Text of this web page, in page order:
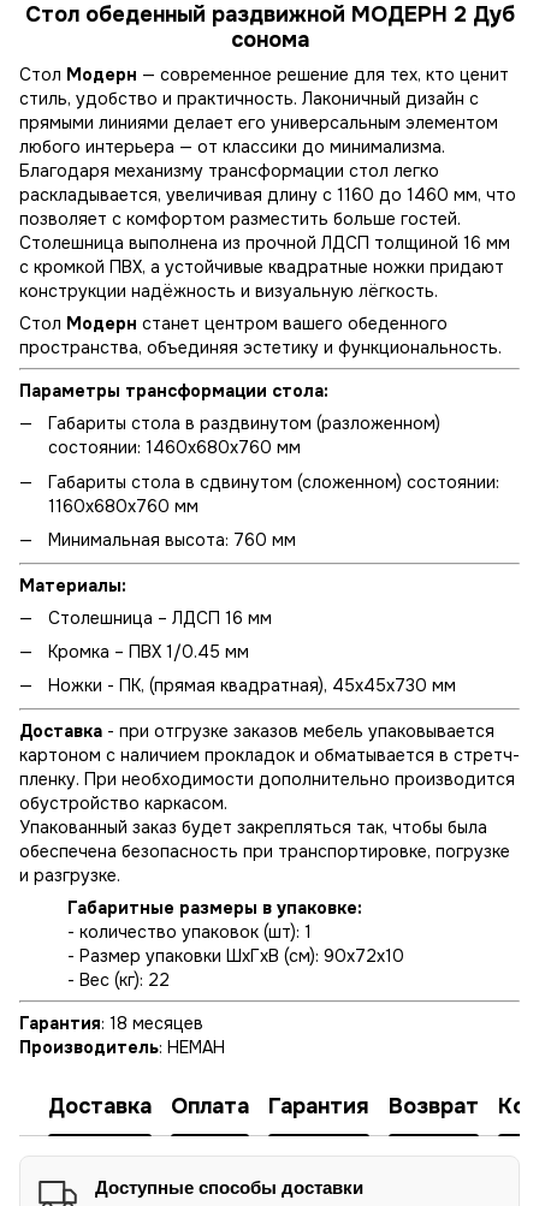
Стол обеденный раздвижной МОДЕРН 2 Дуб
сонома
Стол Модерн — современное решение для тех, кто ценит
стиль, удобство и практичность. Лаконичный дизайн с
прямыми линиями делает его универсальным элементом
любого интерьера — от классики до минимализма.
Благодаря механизму трансформации стол легко
раскладывается, увеличивая длину с 1160 до 1460 мм, что
позволяет с комфортом разместить больше гостей.
Столешница выполнена из прочной ЛДСП толщиной 16 мм
с кромкой ПВХ, а устойчивые квадратные ножки придают
конструкции надёжность и визуальную лёгкость.
Стол Модерн станет центром вашего обеденного
пространства, объединяя эстетику и функциональность.
Параметры трансформации стола:
Габариты стола в раздвинутом (разложенном)
состоянии: 1460х680х760 мм
Габариты стола в сдвинутом (сложенном) состоянии:
1160х680х760 мм
Минимальная высота: 760 мм
Материалы:
Столешница – ЛДСП 16 мм
Кромка – ПВХ 1/0.45 мм
Ножки - ПК, (прямая квадратная), 45х45х730 мм
Доставка - при отгрузке заказов мебель упаковывается
картоном с наличием прокладок и обматывается в стретч-
пленку. При необходимости дополнительно производится
обустройство каркасом.
Упакованный заказ будет закрепляться так, чтобы была
обеспечена безопасность при транспортировке, погрузке
и разгрузке.
Габаритные размеры в упаковке:
- количество упаковок (шт): 1
- Размер упаковки ШхГхВ (см): 90х72х10
- Вес (кг): 22
Гарантия: 18 месяцев
Производитель: НЕМАН
Доставка Оплата Гарантия Возврат
Доступные способы доставки